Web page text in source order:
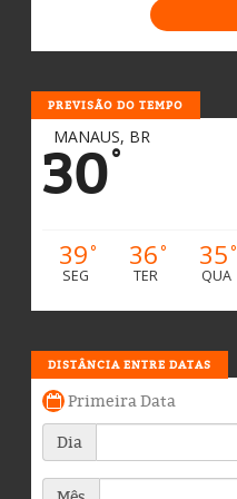
PREVISÃO DO TEMPO
MANAUS, BR
30°
39°
SEG
36°
TER
35°
QUA
DISTÂNCIA ENTRE DATAS